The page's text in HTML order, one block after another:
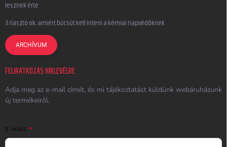
lesznek érte
3 riasztó ok, amiért búcsút kell inteni a kémiai napvédőknek
ARCHÍVUM
FELIRATKOZÁS HÍRLEVÉLRE
Adja meg az e-mail címét, és mi tájékoztatást küldünk webáruházunk
új termékeiről.
E-MAIL